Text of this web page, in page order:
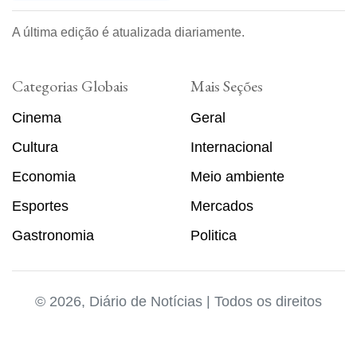
A última edição é atualizada diariamente.
Categorias Globais
Cinema
Cultura
Economia
Esportes
Gastronomia
Mais Seções
Geral
Internacional
Meio ambiente
Mercados
Politica
© 2026, Diário de Notícias | Todos os direitos